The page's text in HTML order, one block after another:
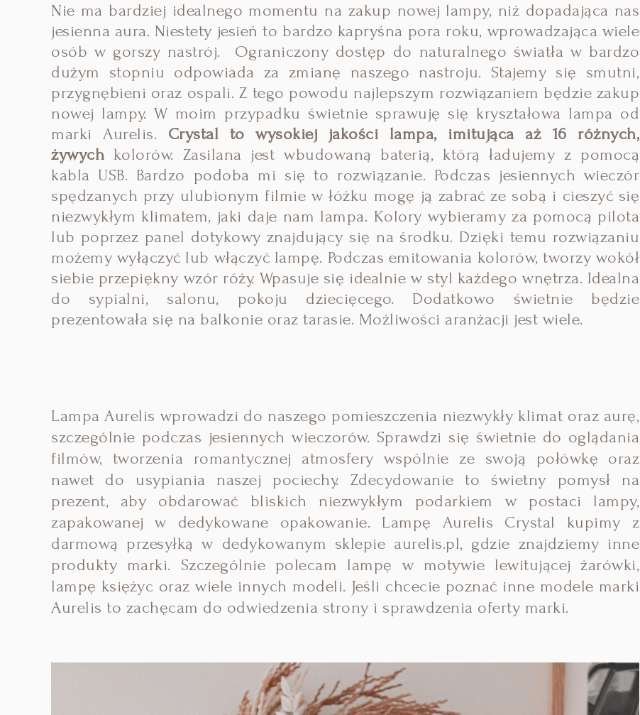
Nie ma bardziej idealnego momentu na zakup nowej lampy, niż dopadająca nas
jesienna aura. Niestety jesień to bardzo kapryśna pora roku, wprowadzająca wiele
osób w gorszy nastrój. Ograniczony dostęp do naturalnego światła w bardzo
dużym stopniu odpowiada za zmianę naszego nastroju. Stajemy się smutni,
przygnębieni oraz ospali. Z tego powodu najlepszym rozwiązaniem będzie zakup
nowej lampy. W moim przypadku świetnie sprawuję się kryształowa lampa od
marki Aurelis. Crystal to wysokiej jakości lampa, imitująca aż 16 różnych,
żywych kolorów. Zasilana jest wbudowaną baterią, którą ładujemy z pomocą
kabla USB. Bardzo podoba mi się to rozwiązanie. Podczas jesiennych wieczór
spędzanych przy ulubionym filmie w łóżku mogę ją zabrać ze sobą i cieszyć się
niezwykłym klimatem, jaki daje nam lampa. Kolory wybieramy za pomocą pilota
lub poprzez panel dotykowy znajdujący się na środku. Dzięki temu rozwiązaniu
możemy wyłączyć lub włączyć lampę. Podczas emitowania kolorów, tworzy wokół
siebie przepiękny wzór róży. Wpasuje się idealnie w styl każdego wnętrza. Idealna
do sypialni, salonu, pokoju dziecięcego. Dodatkowo świetnie będzie
prezentowała się na balkonie oraz tarasie. Możliwości aranżacji jest wiele.
Lampa Aurelis wprowadzi do naszego pomieszczenia niezwykły klimat oraz aurę,
szczególnie podczas jesiennych wieczorów. Sprawdzi się świetnie do oglądania
filmów, tworzenia romantycznej atmosfery wspólnie ze swoją połówkę oraz
nawet do usypiania naszej pociechy. Zdecydowanie to świetny pomysł na
prezent, aby obdarować bliskich niezwykłym podarkiem w postaci lampy,
zapakowanej w dedykowane opakowanie. Lampę Aurelis Crystal kupimy z
darmową przesyłką w dedykowanym sklepie aurelis.pl, gdzie znajdziemy inne
produkty marki. Szczególnie polecam lampę w motywie lewitującej żarówki,
lampę księżyc oraz wiele innych modeli. Jeśli chcecie poznać inne modele marki
Aurelis to zachęcam do odwiedzenia strony i sprawdzenia oferty marki.